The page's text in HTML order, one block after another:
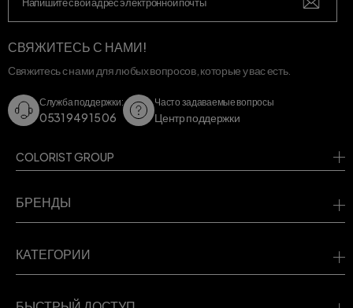
СВЯЖИТЕСЬ С НАМИ!
Свяжитесь с нами для любых вопросов, которые у вас есть.
Служба поддержки:
0531 949 15 06
Часто задаваемые вопросы
Центр поддержки
COLORIST GROUP
БРЕНДЫ
КАТЕГОРИИ